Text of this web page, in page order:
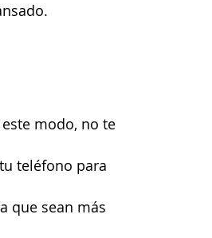
modo, no te
teléfono para
que sean más